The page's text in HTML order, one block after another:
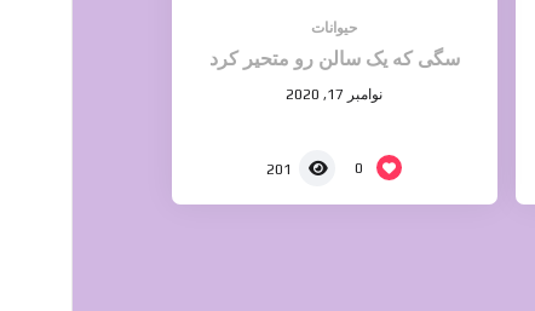
حیوانات
سگی که یک سالن رو متحیر کرد
نوامبر 17, 2020
0
201